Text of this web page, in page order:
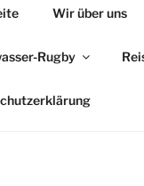
Wir über uns
Rugby